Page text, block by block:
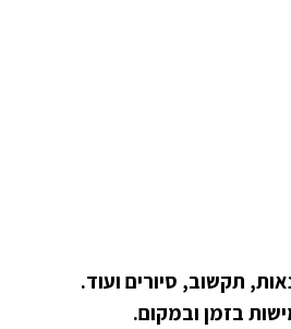
תקשוב, סיורים ועוד.
בזמן ובמקום.